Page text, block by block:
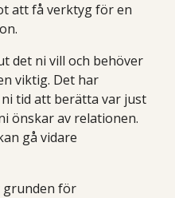
att få verktyg för en
det ni vill och behöver
viktig. Det har
tid att berätta var just
önskar av relationen.
gå vidare
grunden för